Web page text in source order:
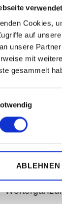
Cookies,
auf
unsere
mit
gesammelt
ABLEHNEN
Mir ist
nicht
können, weil
Schreiben
das Wort
ich die Taste